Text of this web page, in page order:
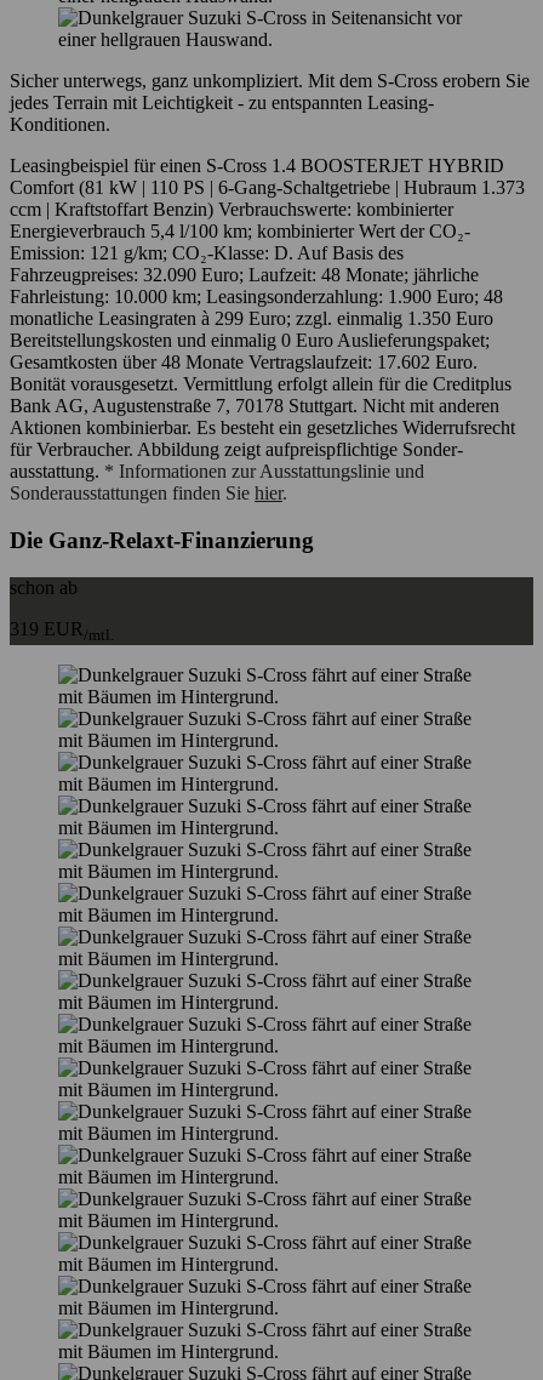
Sicher unterwegs, ganz unkompliziert. Mit dem S-Cross erobern Sie
jedes Terrain mit Leichtigkeit - zu entspannten Leasing-
Konditionen.
Leasingbeispiel für einen S-Cross 1.4 BOOSTERJET HYBRID
Comfort (81 kW | 110 PS | 6-Gang-Schaltgetriebe | Hubraum 1.373
ccm | Kraftstoffart Benzin) Verbrauchswerte: kombinierter
Energieverbrauch 5,4 l/100 km; kombinierter Wert der CO₂-
Emission: 121 g/km; CO₂-Klasse: D. Auf Basis des
Fahrzeugpreises: 32.090 Euro; Laufzeit: 48 Monate; jährliche
Fahrleistung: 10.000 km; Leasingsonderzahlung: 1.900 Euro; 48
monatliche Leasingraten à 299 Euro; zzgl. einmalig 1.350 Euro
Bereitstellungskosten und einmalig 0 Euro Aus­lieferungs­paket;
Gesamtkosten über 48 Monate Vertragslaufzeit: 17.602 Euro.
Bonität vorausgesetzt. Vermittlung erfolgt allein für die Creditplus
Bank AG, Augustenstraße 7, 70178 Stuttgart. Nicht mit anderen
Aktionen kombinierbar. Es besteht ein gesetzliches Widerrufsrecht
für Verbraucher. Abbildung zeigt aufpreispflichtige Sonder­
ausstattung. * Informationen zur Ausstattungslinie und
Sonderausstattungen finden Sie hier.
Die Ganz-Relaxt-Finanzierung
schon ab
319 EUR/mtl.